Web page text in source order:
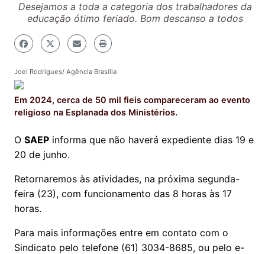
Desejamos a toda a categoria dos trabalhadores da
educação ótimo feriado. Bom descanso a todos
Joel Rodrigues/ Agência Brasília
Em 2024, cerca de 50 mil fieis compareceram ao evento
religioso na Esplanada dos Ministérios.
O SAEP informa que não haverá expediente dias 19 e
20 de junho.
Retornaremos às atividades, na próxima segunda-
feira (23), com funcionamento das 8 horas às 17
horas.
Para mais informações entre em contato com o
Sindicato pelo telefone (61) 3034-8685, ou pelo e-